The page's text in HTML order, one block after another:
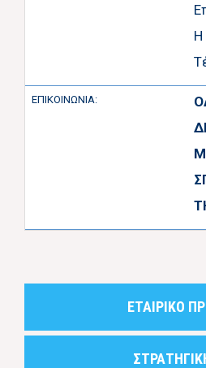
Η
ΕΠΙΚΟΙΝΩΝΙΑ:
ΕΤΑΙΡΙΚΟ